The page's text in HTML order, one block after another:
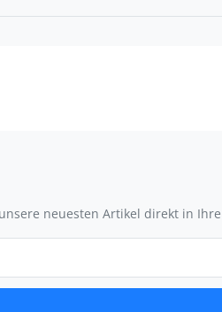
neuesten Artikel direkt in